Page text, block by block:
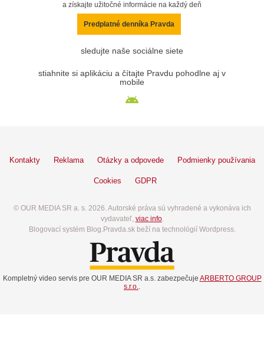
a získajte užitočné informácie na každý deň
Predplatné denníka Pravda
sledujte naše sociálne siete
stiahnite si aplikáciu a čítajte Pravdu pohodlne aj v
mobile
Kontakty Reklama Otázky a odpovede Podmienky používania
Cookies GDPR
© OUR MEDIA SR a. s. 2026. Autorské práva sú vyhradené a vykonáva ich
vydavateľ, viac info.
Blogovací systém Blog.Pravda.sk beží na technológií Wordpress.
Kompletný video servis pre OUR MEDIA SR a.s. zabezpečuje ARBERTO GROUP
s.r.o..